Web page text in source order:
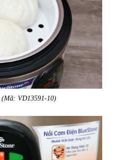
(Mã: VD13591-10)